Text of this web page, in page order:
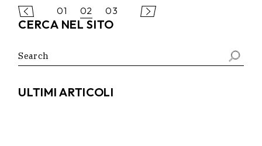
PAGINAZIONE
DEGLI
ARTICOLI
01 02 03
CERCA NEL SITO
Search
for:
ULTIMI ARTICOLI